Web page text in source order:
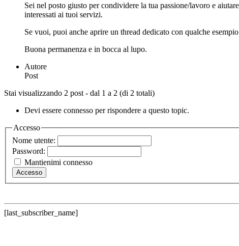
Sei nel posto giusto per condividere la tua passione/lavoro e
interessati ai tuoi servizi.
Se vuoi, puoi anche aprire un thread dedicato con qualche
Buona permanenza e in bocca al lupo.
Autore
Post
Stai visualizzando 2 post - dal 1 a 2 (di 2 totali)
Devi essere connesso per rispondere a questo topic.
Accesso
Nome utente:
Password:
Mantienimi connesso
Accesso
[last_subscriber_name]